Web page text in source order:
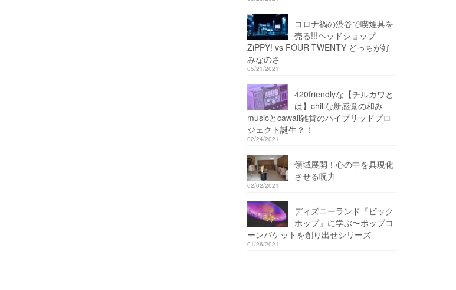
コロナ禍の渋谷で喫煙具を
売る!!!ヘッドショップ
ZiPPY! vs FOUR TWENTY どっちが好
みなのさ
05/21/2021
420friendlyな【チルカワと
は】chillな新感覚の和み
musicとcawaii雑貨のハイブリッドプロ
ジェクト誕生？！
02/24/2021
領域展開！心の中を具現化
させる呪力
02/02/2021
ディズニーランド『ビック
ホップ』に学ぶ〜ポップコ
ーンバケットを創り出せシリーズ
01/26/2021